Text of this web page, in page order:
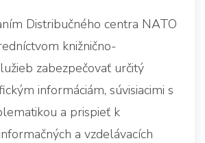
Distribučného centra NATO
knižnično-
zabezpečovať určitý
informáciám, súvisiacimi s
a prispieť k
a vzdelávacích